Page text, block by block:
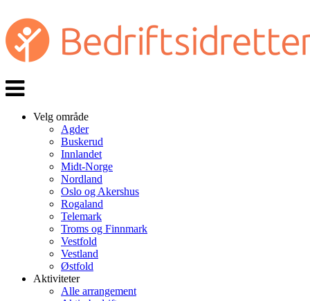
Veksle
navigasjon
Velg område
Agder
Buskerud
Innlandet
Midt-Norge
Nordland
Oslo og Akershus
Rogaland
Telemark
Troms og Finnmark
Vestfold
Vestland
Østfold
Aktiviteter
Alle arrangement